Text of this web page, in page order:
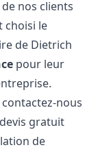
nos clients
choisi le
de Dietrich
pour leur
nous
gratuit
de